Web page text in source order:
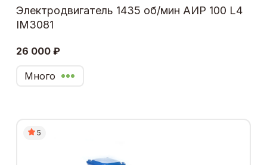
Электродвигатель 1435 об/мин АИР 100 L4
IM3081
26 000 ₽
Много
5